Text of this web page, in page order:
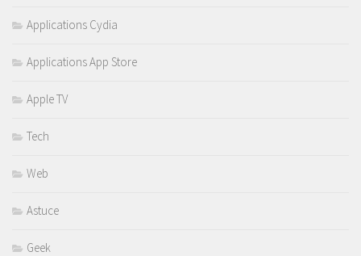
Applications Cydia
Applications App Store
Apple TV
Tech
Web
Astuce
Geek